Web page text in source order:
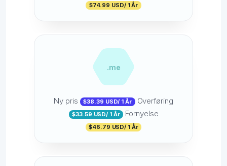
$74.99 USD/ 1 År
.me
Ny pris $38.39 USD/ 1 År Overføring
$33.59 USD/ 1 År Fornyelse
$46.79 USD/ 1 År